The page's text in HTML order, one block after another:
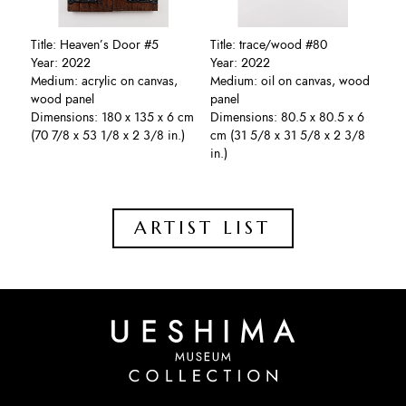
Title: Heaven’s Door #5
Year: 2022
Medium: acrylic on canvas,
wood panel
Dimensions: 180 x 135 x 6 cm
(70 7/8 x 53 1/8 x 2 3/8 in.)
Title: trace/wood #80
Year: 2022
Medium: oil on canvas, wood
panel
Dimensions: 80.5 x 80.5 x 6
cm (31 5/8 x 31 5/8 x 2 3/8
in.)
ARTIST LIST